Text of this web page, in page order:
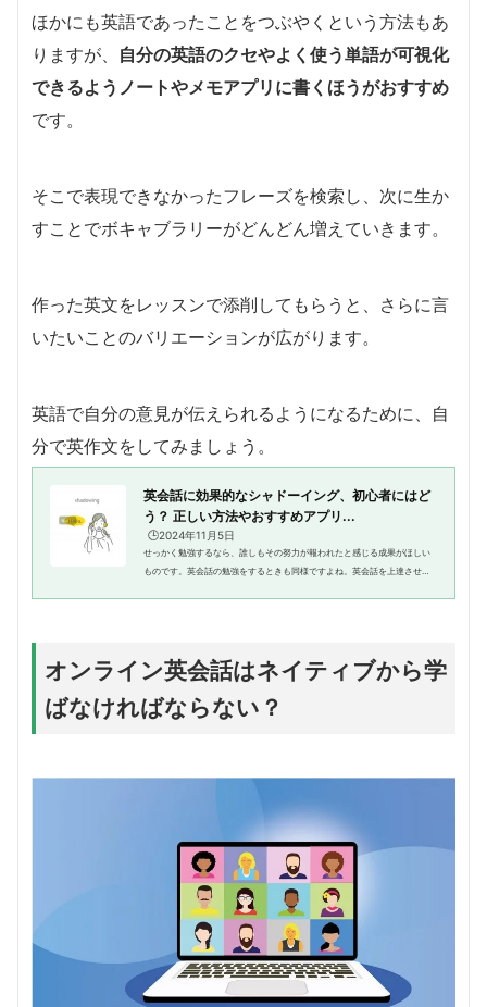
ほかにも英語であったことをつぶやくという方法もあ
りますが、 自分の英語のクセやよく使う単語が可視化
できるようノートやメモアプリに書くほうがおすすめ
です。
そこで表現できなかったフレーズを検索し、次に生か
すことでボキャブラリーがどんどん増えていきます。
作った英文をレッスンで添削してもらうと、さらに言
いたいことのバリエーションが広がります。
英語で自分の意見が伝えられるようになるために、自
分で英作文をしてみましょう。
英会話に効果的なシャドーイング、初心者にはど
う？ 正しい方法やおすすめアプリ...
🕒️2024年11月5日
せっかく勉強するなら、誰しもその努力が報われたと感じる成果がほしい
ものです。英会話の勉強をするときも同様ですよね。英会話を上達させよ
オンライン英会話はネイティブから学
ばなければならない？